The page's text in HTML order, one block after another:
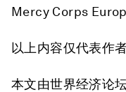
Mercy Corps
以上内容仅代表作
本文由世界经济论